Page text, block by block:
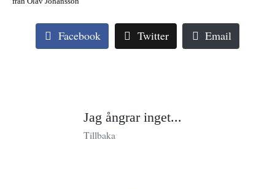
Facebook Twitter Email
Jag ångrar inget...
Tillbaka